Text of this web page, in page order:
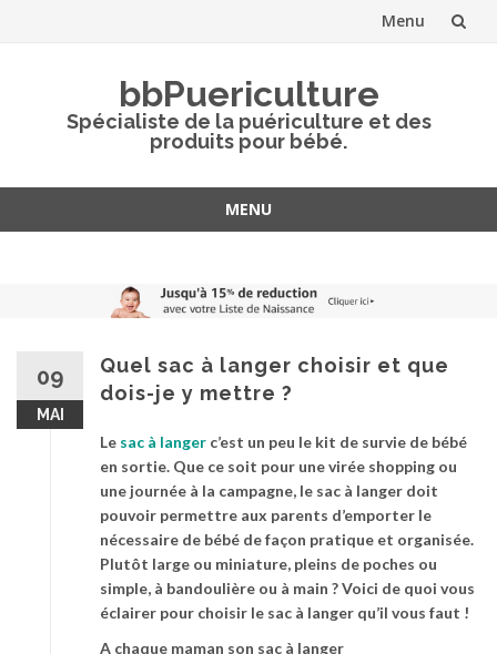
Menu
bbPuericulture
Spécialiste de la puériculture et des
produits pour bébé.
MENU
09
MAI
Quel sac à langer choisir et que
dois-je y mettre ?
Le sac à langer c’est un peu le kit de survie de bébé
en sortie. Que ce soit pour une virée shopping ou
une journée à la campagne, le sac à langer doit
pouvoir permettre aux parents d’emporter le
nécessaire de bébé de façon pratique et organisée.
Plutôt large ou miniature, pleins de poches ou
simple, à bandoulière ou à main ? Voici de quoi vous
éclairer pour choisir le sac à langer qu’il vous faut !
A chaque maman son sac à langer